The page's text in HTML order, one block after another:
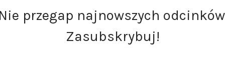
przegap najnowszych
Zasubskrybuj!